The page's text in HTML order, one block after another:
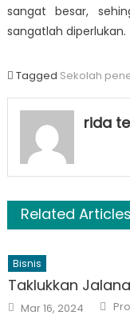
sangat besar,
sangatlah diperlukan.
Tagged Sekolah
rida
Related Articles
Bisnis
Taklukkan
Posted
on
Mar 16, 2024